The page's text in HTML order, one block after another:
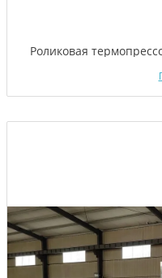
Роликовая